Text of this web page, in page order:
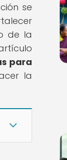
se
de la
para
la